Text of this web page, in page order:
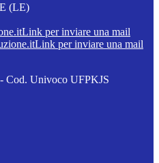
(LE)
Link per inviare una mail
Link per inviare una mail
Cod. Univoco UFPKJS